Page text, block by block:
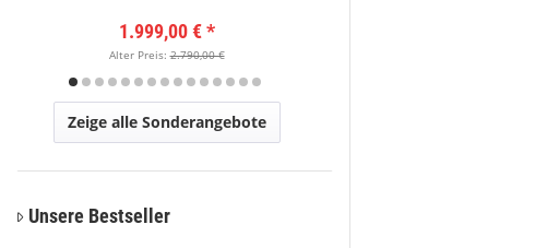
1.999,00 € *
Alter Preis:2.790,00 €
Zeige alle Sonderangebote
Unsere Bestseller